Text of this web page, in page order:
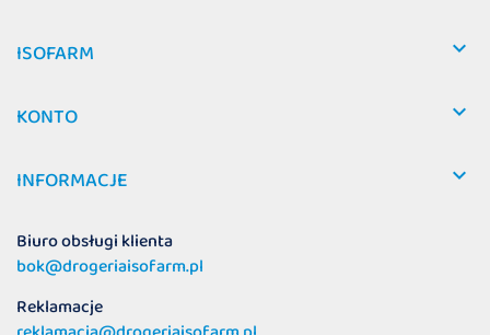
ISOFARM 
KONTO 
INFORMACJE 
Biuro obsługi klienta
bok@drogeriaisofarm.pl
Reklamacje